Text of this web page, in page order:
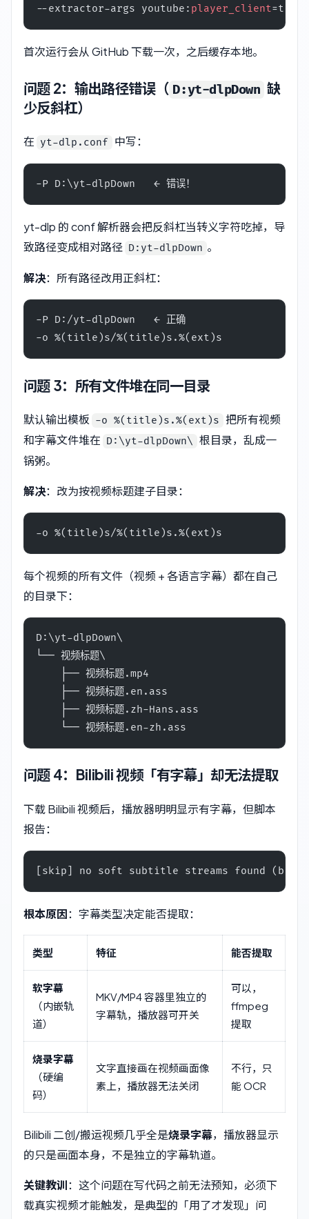
--extractor-args youtube: player_client
首次运行会从 GitHub 下载一次，之后缓存本地。
问题 2：输出路径错误（ D:yt-dlpDown 缺
少反斜杠）
在 yt-dlp.conf 中写：
-P D:\yt-dlpDown   ← 错误！
yt-dlp 的 conf 解析器会把反斜杠当转义字符吃掉，导
致路径变成相对路径 D:yt-dlpDown 。
解决：所有路径改用正斜杠：
-P D:/yt-dlpDown   ← 正确
-o %(title)s/%(title)s.%(ext)s
问题 3：所有文件堆在同一目录
默认输出模板 -o %(title)s.%(ext)s 把所有视频
和字幕文件堆在 D:\yt-dlpDown\ 根目录，乱成一
锅粥。
解决：改为按视频标题建子目录：
-o %(title)s/%(title)s.%(ext)s
每个视频的所有文件（视频 + 各语言字幕）都在自己
的目录下：
D:\yt-dlpDown\
└── 视频标题\
    ├── 视频标题.mp4
    ├── 视频标题.en.ass
    ├── 视频标题.zh-Hans.ass
    └── 视频标题.en-zh.ass
问题 4：Bilibili 视频「有字幕」却无法提取
下载 Bilibili 视频后，播放器明明显示有字幕，但脚本
报告：
[skip] no soft subtitle streams found
根本原因：字幕类型决定能否提取：
类型 特征 能否提取
软字幕
（内嵌轨
道）
MKV/MP4 容器里独立的
字幕轨，播放器可开关
可以，
ffmpeg
提取
烧录字幕
（硬编
码）
文字直接画在视频画面像
素上，播放器无法关闭
不行，只
能 OCR
Bilibili 二创/搬运视频几乎全是烧录字幕，播放器显示
的只是画面本身，不是独立的字幕轨道。
关键教训：这个问题在写代码之前无法预知，必须下
载真实视频才能触发，是典型的「用了才发现」问